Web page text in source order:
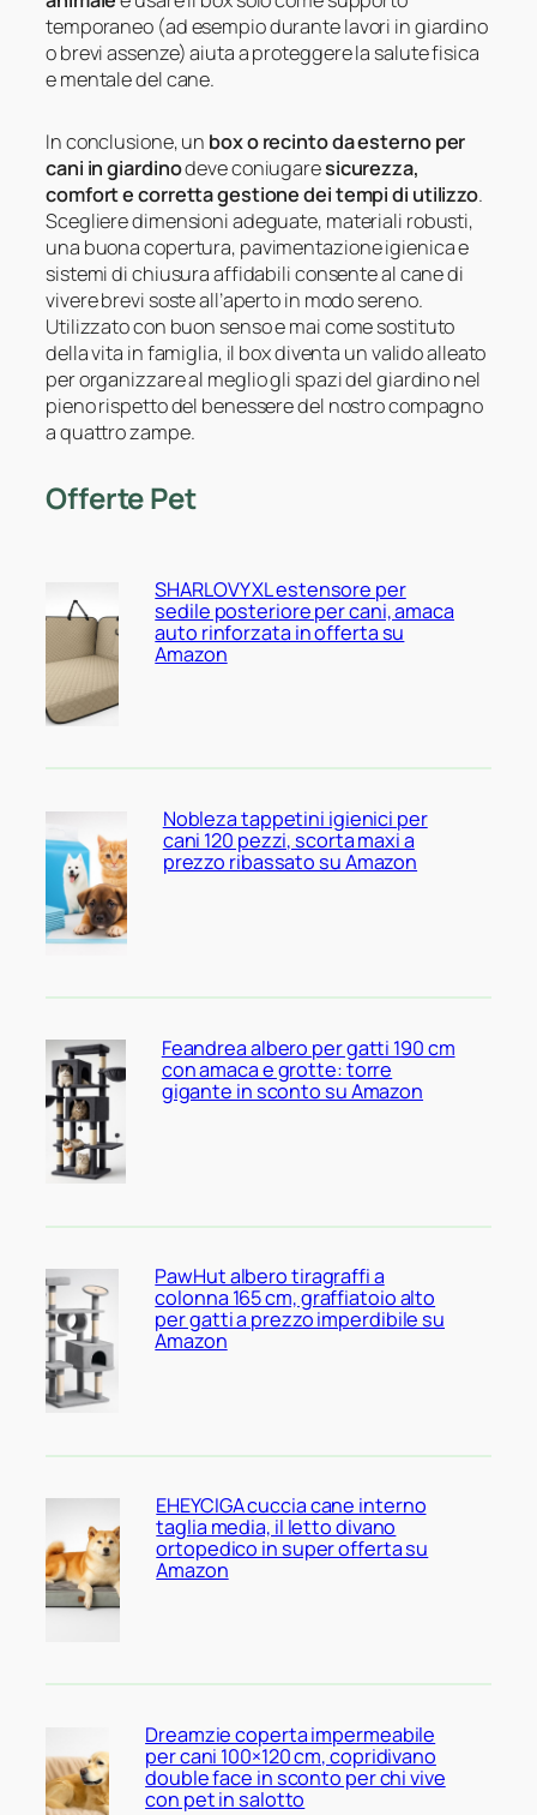
temporaneo (ad esempio durante lavori in giardino
o brevi assenze) aiuta a proteggere la salute fisica
e mentale del cane.
In conclusione, un box o recinto da esterno per
cani in giardinodeve coniugaresicurezza,
comfort e corretta gestione dei tempi di utilizzo.
Scegliere dimensioni adeguate, materiali robusti,
una buona copertura, pavimentazione igienica e
sistemi di chiusura affidabili consente al cane di
vivere brevi soste all’aperto in modo sereno.
Utilizzato con buon senso e mai come sostituto
della vita in famiglia, il box diventa un valido alleato
per organizzare al meglio gli spazi del giardino nel
pieno rispetto del benessere del nostro compagno
a quattro zampe.
Offerte Pet
SHARLOVY XL estensore per
sedile posteriore per cani, amaca
auto rinforzata in offerta su
Amazon
Nobleza tappetini igienici per
cani 120 pezzi, scorta maxi a
prezzo ribassato su Amazon
Feandrea albero per gatti 190 cm
con amaca e grotte: torre
gigante in sconto su Amazon
PawHut albero tiragraffi a
colonna 165 cm, graffiatoio alto
per gatti a prezzo imperdibile su
Amazon
EHEYCIGA cuccia cane interno
taglia media, il letto divano
ortopedico in super offerta su
Amazon
Dreamzie coperta impermeabile
per cani 100×120 cm, copridivano
double face in sconto per chi vive
con pet in salotto